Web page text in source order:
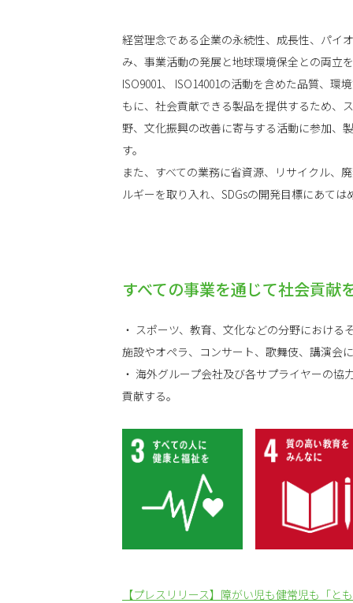
経営理念である企業の永続性、成長性、パイ
み、事業活動の発展と地球環境保全との両立
ISO9001、 ISO14001の活動を含めた品質、環
もに、社会貢献できる製品を提供するため、
野、文化振興の改善に寄与する活動に参加、
す。
また、すべての業務に省資源、リサイクル、
ルギーを取り入れ、SDGsの開発目標にあては
すべての事業を通じて社会貢献
・ スポーツ、教育、文化などの分野におけ
施設やオペラ、コンサート、歌舞伎、講演会
・ 海外グループ会社及び各サプライヤーの
貢献する。
【プレスリリース】障がい児も健常児も「